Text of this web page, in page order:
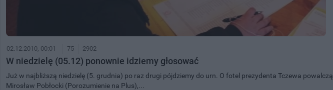
02.12.2010, 00:01 75 2902
W niedzielę (05.12) ponownie idziemy głosować
Już w najbliższą niedzielę (5. grudnia) po raz drugi pójdziemy do urn. O fotel prezydenta Tczewa powalczą
Mirosław Pobłocki (Porozumienie na Plus),...